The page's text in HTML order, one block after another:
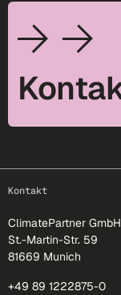
Kontakt
ClimatePartner
St.-Martin-Str. 59
81669 Munich
+49 89 1222875-0